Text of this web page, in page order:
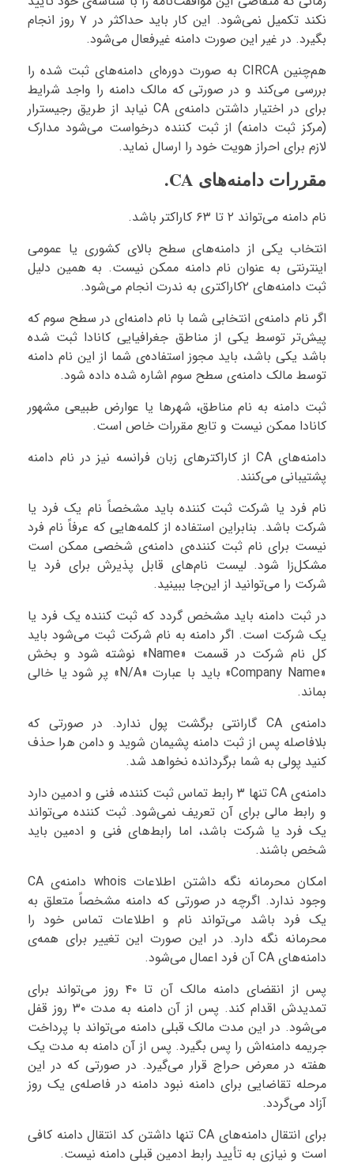
نکند تکمیل نمی‌شود. این کار باید حداکثر در ۷ روز انجام
بگیرد. در غیر این صورت دامنه غیرفعال می‌شود.
هم‌چنین CIRCA به صورت دوره‌ای دامنه‌های ثبت شده را
بررسی می‌کند و در صورتی که مالک دامنه را واجد شرایط
برای در اختیار داشتن دامنه‌ی CA نیابد از طریق رجیسترار
(مرکز ثبت دامنه) از ثبت کننده درخواست می‌شود مدارک
لازم برای احراز هویت خود را ارسال نماید.
مقررات دامنه‌های CA.
نام دامنه می‌تواند ۲ تا ۶۳ کاراکتر باشد.
انتخاب یکی از دامنه‌های سطح بالای کشوری یا عمومی
اینترنتی به عنوان نام دامنه ممکن نیست. به همین دلیل
ثبت دامنه‌های ۲کاراکتری به ندرت انجام می‌شود.
اگر نام دامنه‌ی انتخابی شما با نام دامنه‌ای در سطح سوم که
پیش‌تر توسط یکی از مناطق جغرافیایی کانادا ثبت شده
باشد یکی باشد، باید مجوز استفاده‌ی شما از این نام دامنه
توسط مالک دامنه‌‌ی سطح سوم اشاره شده داده شود.
ثبت دامنه به نام مناطق، شهرها یا عوارض طبیعی مشهور
کانادا ممکن نیست و تابع مقررات خاص است.
دامنه‌های CA از کاراکترهای زبان فرانسه نیز در نام دامنه
پشتیبانی می‌کنند.
نام فرد یا شرکت ثبت کننده باید مشخصاً نام یک فرد یا
شرکت باشد. بنابراین استفاده از کلمه‌هایی که عرفاً نام فرد
نیست برای نام ثبت کننده‌ی دامنه‌ی شخصی ممکن است
مشکل‌زا شود. لیست نام‌های قابل پذیرش برای فرد یا
شرکت را می‌توانید از این‌جا ببینید.
در ثبت دامنه باید مشخص گردد که ثبت کننده یک فرد یا
یک شرکت است. اگر دامنه به نام شرکت ثبت می‌شود باید
کل نام شرکت در قسمت «Name» نوشته شود و بخش
«Company Name» باید با عبارت «N/A» پر شود یا خالی
بماند.
دامنه‌ی CA گارانتی برگشت پول ندارد. در صورتی که
بلافاصله پس از ثبت دامنه پشیمان شوید و دامن هرا حذف
کنید پولی به شما برگردانده نخواهد شد.
دامنه‌ی CA تنها ۳ رابط تماس ثبت کننده، فنی و ادمین دارد
و رابط مالی برای آن تعریف نمی‌شود. ثبت کننده می‌تواند
یک فرد یا شرکت باشد، اما رابط‌های فنی و ادمین باید
شخص باشند.
امکان محرمانه نگه داشتن اطلاعات whois دامنه‌ی CA
وجود ندارد. اگرچه در صورتی که دامنه مشخصاً متعلق به
یک فرد باشد می‌تواند نام و اطلاعات تماس خود را
محرمانه نگه دارد. در این صورت این تغییر برای همه‌ی
دامنه‌های CA آن فرد اعمال می‌شود.
پس از انقضای دامنه مالک آن تا ۴۰ روز می‌تواند برای
تمدیدش اقدام کند. پس از آن دامنه به مدت ۳۰ روز قفل
می‌شود. در این مدت مالک قبلی دامنه می‌تواند با پرداخت
جریمه دامنه‌اش را پس بگیرد. پس از آن دامنه به مدت یک
هفته در معرض حراج قرار می‌گیرد. در صورتی که در این
مرحله تقاضایی برای دامنه نبود دامنه در فاصله‌ی یک روز
آزاد می‌گردد.
برای انتقال دامنه‌های CA تنها داشتن کد انتقال دامنه کافی
است و نیازی به تأیید رابط ادمین قبلی دامنه نیست.